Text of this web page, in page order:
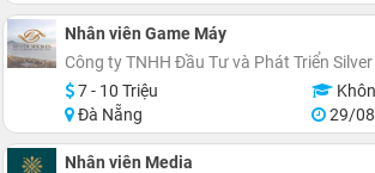
Nhân viên Game Máy
Công ty TNHH Đầu Tư và Phát Triển
7 - 10 Triệu
Đà Nẵng
29/
Nhân viên Media